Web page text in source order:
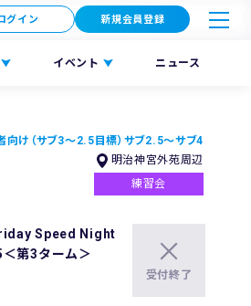
イベント ニュース
グイン 新規会員登録
向け（サブ3～2.5目標） サブ2.5～サブ4
明治神宮外苑周辺
練習会
Speed Night
第3ターム＞
受付終了